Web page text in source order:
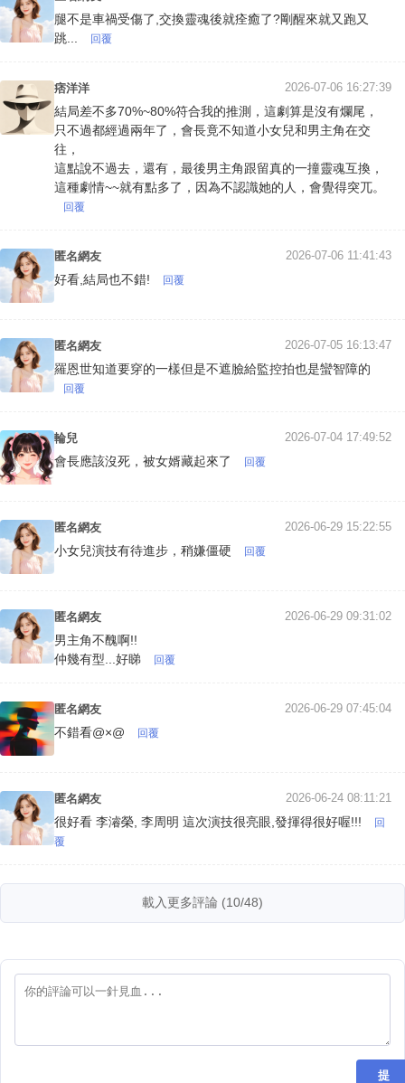
腿不是車禍受傷了,交換靈魂後就痊癒了?剛醒來就又跑又
跳...
回覆
痞洋洋 2026-07-06 16:27:39
結局差不多70%~80%符合我的推測，這劇算是沒有爛尾，
只不過都經過兩年了，會長竟不知道小女兒和男主角在交
往，
這點說不過去，還有，最後男主角跟留真的一撞靈魂互換，
這種劇情~~就有點多了，因為不認識她的人，會覺得突兀。
回覆
匿名網友 2026-07-06 11:41:43
好看,結局也不錯! 回覆
匿名網友 2026-07-05 16:13:47
羅恩世知道要穿的一樣但是不遮臉給監控拍也是蠻智障的
回覆
輪兒 2026-07-04 17:49:52
會長應該沒死，被女婿藏起來了 回覆
匿名網友 2026-06-29 15:22:55
小女兒演技有待進步，稍嫌僵硬 回覆
匿名網友 2026-06-29 09:31:02
男主角不醜啊!!
仲幾有型...好睇
回覆
匿名網友 2026-06-29 07:45:04
不錯看@×@ 回覆
匿名網友 2026-06-24 08:11:21
很好看 李濬榮, 李周明 這次演技很亮眼,發揮得很好喔!!!
回
覆
載入更多評論 (10/48)
提